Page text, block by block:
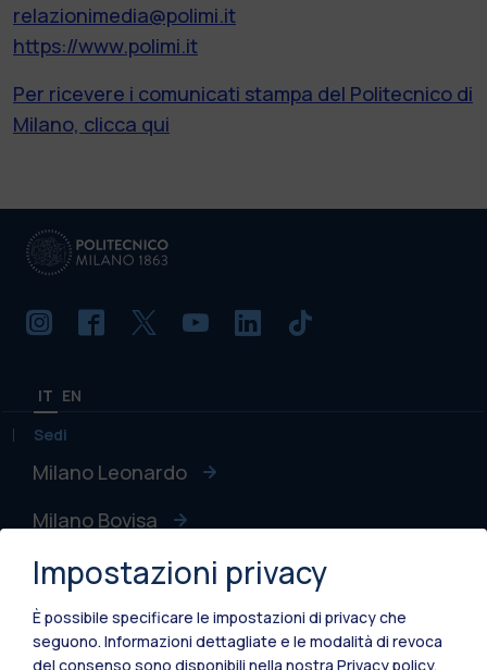
relazionimedia@polimi.it
https://www.polimi.it
Per ricevere i comunicati stampa del Politecnico di
Milano, clicca qui
IT EN
Sedi
Milano Leonardo
Milano Bovisa
Cremona
Lecco
Mantova
Impostazioni privacy
È possibile specificare le impostazioni di privacy che
seguono. Informazioni dettagliate e le modalità di revoca
del consenso sono disponibili nella nostra Privacy policy.